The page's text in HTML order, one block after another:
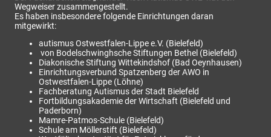
Wegweiser zusammengestellt.
Es haben insbesondere folgende Einrichtungen daran
mitgewirkt:
autismus Ostwestfalen-Lippe e.V. (Bielefeld)
von Bodelschwinghsche Stiftungen Bethel (Bielefeld)
Diakonische Stiftung Wittekindshof (Bad Oeynhausen)
Einrichtungsverbund Spatzenberg der AWO in
Ostwestfalen-Lippe (Löhne)
Fachberatung Autismus der Stadt Bielefeld
Fortbildungsakademie der Wirtschaft (Bielefeld und
Paderborn)
Mamre-Patmos-Schule (Bielefeld)
Schule am Möllerstift (Bielefeld)